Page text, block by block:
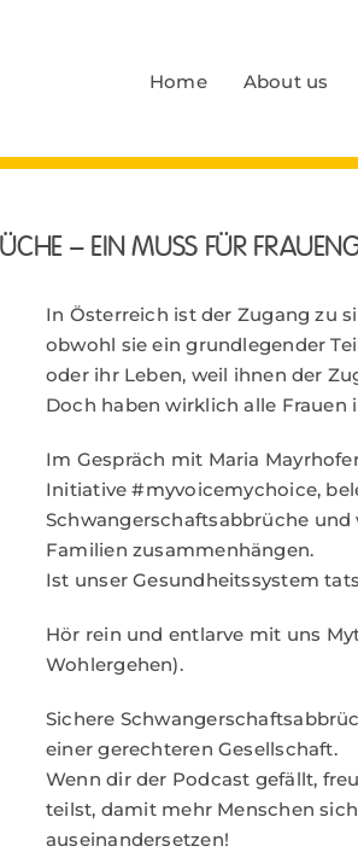
Home About us
– EIN MUSS FÜR
In Österreich ist der Zugang zu
obwohl sie ein grundlegender
oder ihr Leben, weil ihnen der
Doch haben wirklich alle Frauen
Im Gespräch mit Maria
Initiative #myvoicemychoice,
Schwangerschaftsabbrüche
Familien zusammenhängen.
Ist unser Gesundheitssystem
Hör rein und entlarve mit uns
Wohlergehen).
Sichere
einer gerechteren Gesellschaft.
Wenn dir der Podcast gefällt,
teilst, damit mehr Menschen
auseinandersetzen!